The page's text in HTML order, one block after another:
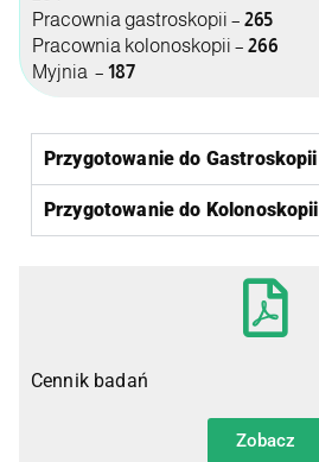
Pracownia gastroskopii – 265
Pracownia kolonoskopii – 266
Myjnia – 187
Przygotowanie do Gastroskopii
Przygotowanie do Kolonoskopii
Cennik badań
Zobacz